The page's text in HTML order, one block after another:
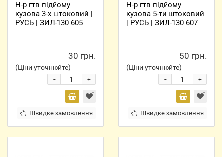
Н-р гтв підйому
кузова 3-х штоковий |
РУСЬ | ЗИЛ-130 605
30 грн.
(Ціни уточнюйте)
+
-
Швидке замовлення
Н-р гтв підйому
кузова 5-ти штоковий
| РУСЬ | ЗИЛ-130 607
50 грн.
(Ціни уточнюйте)
+
-
Швидке замовлення